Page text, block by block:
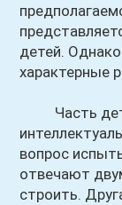
детей.
характерные
Часть
вопрос
отвечают
строить.